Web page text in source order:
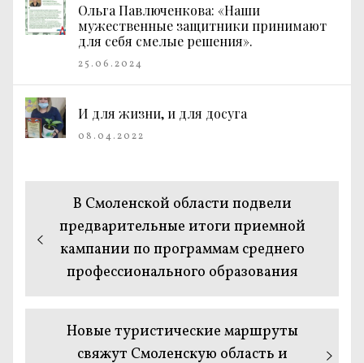
Ольга Павлюченкова: «Наши
мужественные защитники принимают
для себя смелые решения».
25.06.2024
И для жизни, и для досуга
08.04.2022
Навигация
записям
Предыдущая
запись:
В Смоленской области подвели
предварительные итоги приемной
кампании по программам среднего
профессионального образования
Следующая
запись:
Новые туристические маршруты
свяжут Смоленскую область и